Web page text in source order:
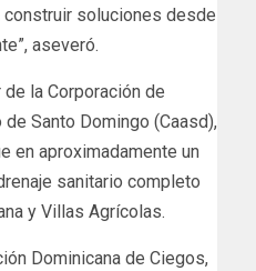
soluciones desde
aseveró.
la Corporación de
Santo Domingo (Caasd),
en aproximadamente un
sanitario completo
y Villas Agrícolas.
Dominicana de Ciegos,